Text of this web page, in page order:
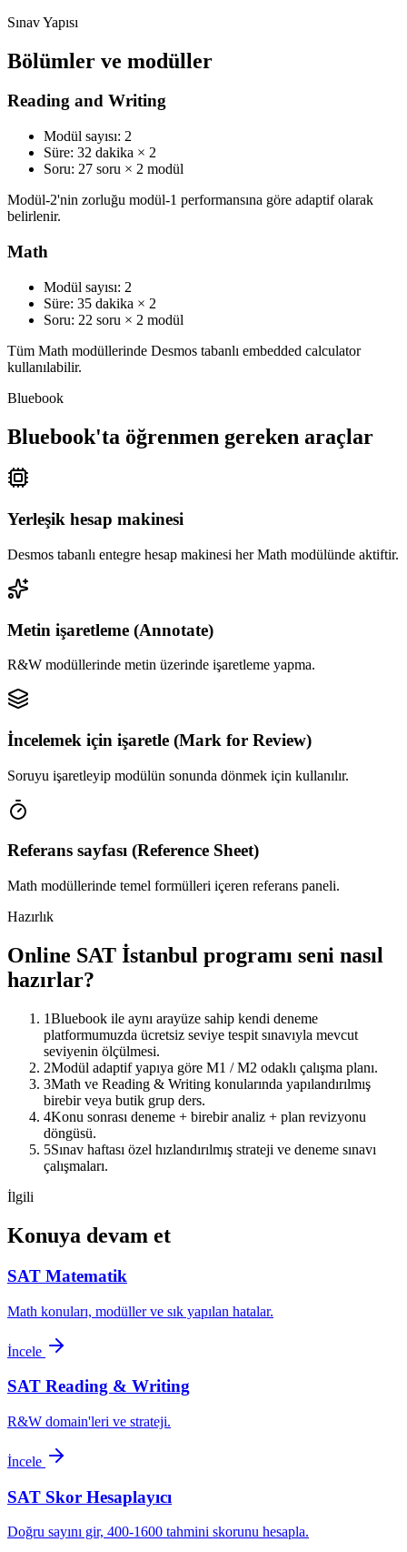
Sınav Yapısı
Bölümler ve modüller
Reading and Writing
Modül sayısı: 2
Süre: 32 dakika × 2
Soru: 27 soru × 2 modül
Modül-2'nin zorluğu modül-1 performansına göre adaptif olarak
belirlenir.
Math
Modül sayısı: 2
Süre: 35 dakika × 2
Soru: 22 soru × 2 modül
Tüm Math modüllerinde Desmos tabanlı embedded calculator
kullanılabilir.
Bluebook
Bluebook'ta öğrenmen gereken araçlar
Yerleşik hesap makinesi
Desmos tabanlı entegre hesap makinesi her Math modülünde aktiftir.
Metin işaretleme (Annotate)
R&W modüllerinde metin üzerinde işaretleme yapma.
İncelemek için işaretle (Mark for Review)
Soruyu işaretleyip modülün sonunda dönmek için kullanılır.
Referans sayfası (Reference Sheet)
Math modüllerinde temel formülleri içeren referans paneli.
Hazırlık
Online SAT İstanbul programı seni nasıl
hazırlar?
1Bluebook ile aynı arayüze sahip kendi deneme
platformumuzda ücretsiz seviye tespit sınavıyla mevcut
seviyenin ölçülmesi.
2Modül adaptif yapıya göre M1 / M2 odaklı çalışma planı.
3Math ve Reading & Writing konularında yapılandırılmış
birebir veya butik grup ders.
4Konu sonrası deneme + birebir analiz + plan revizyonu
döngüsü.
5Sınav haftası özel hızlandırılmış strateji ve deneme sınavı
çalışmaları.
İlgili
Konuya devam et
SAT Matematik
Math konuları, modüller ve sık yapılan hatalar.
İncele
SAT Reading & Writing
R&W domain'leri ve strateji.
İncele
SAT Skor Hesaplayıcı
Doğru sayını gir, 400-1600 tahmini skorunu hesapla.